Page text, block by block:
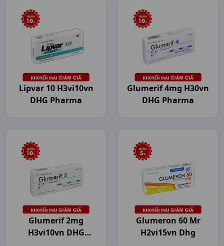
Lipvar 10 H3vi10vn
DHG Pharma
Glumerif 4mg H30vn
DHG Pharma
Glumerif 2mg
H3vi10vn DHG
Glumeron 60 Mr
H2vi15vn Dhg